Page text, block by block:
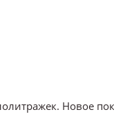
Новое